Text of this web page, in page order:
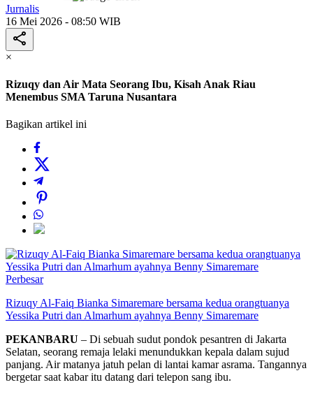
Jurnalis
16 Mei 2026 - 08:50 WIB
×
Rizuqy dan Air Mata Seorang Ibu, Kisah Anak Riau
Menembus SMA Taruna Nusantara
Bagikan artikel ini
Perbesar
Rizuqy Al-Faiq Bianka Simaremare bersama kedua orangtuanya
Yessika Putri dan Almarhum ayahnya Benny Simaremare
PEKANBARU – Di sebuah sudut pondok pesantren di Jakarta
Selatan, seorang remaja lelaki menundukkan kepala dalam sujud
panjang. Air matanya jatuh pelan di lantai kamar asrama. Tangannya
bergetar saat kabar itu datang dari telepon sang ibu.